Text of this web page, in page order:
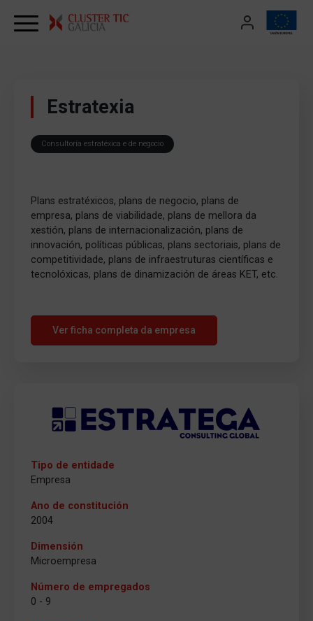
Estratexia
Consultoría estratéxica e de negocio
Plans estratéxicos, plans de negocio, plans de
empresa, plans de viabilidade, plans de mellora da
xestión, plans de internacionalización, plans de
innovación, políticas públicas, plans sectoriais, plans de
competitividade, plans de infraestruturas científicas e
tecnolóxicas, plans de dinamización de áreas KET, etc.
Ver ficha completa da empresa
Tipo de entidade
Empresa
Ano de constitución
2004
Dimensión
Microempresa
Número de empregados
0 - 9